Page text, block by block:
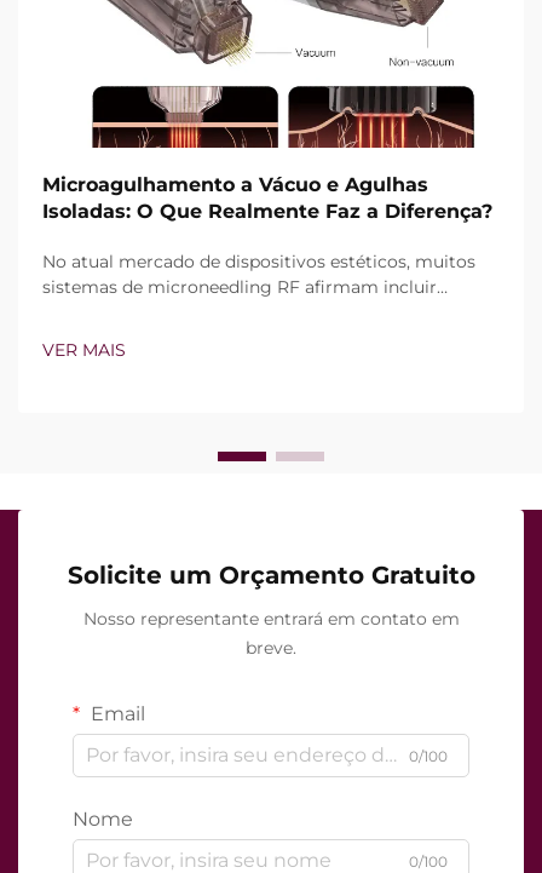
Microagulhamento a Vácuo e Agulhas
Isoladas: O Que Realmente Faz a Diferença?
No atual mercado de dispositivos estéticos, muitos
sistemas de microneedling RF afirmam incluir
recursos existem, mas sim como funcionam com
VER MAIS
Solicite um Orçamento Gratuito
Nosso representante entrará em contato em
breve.
Email
0/100
Nome
0/100